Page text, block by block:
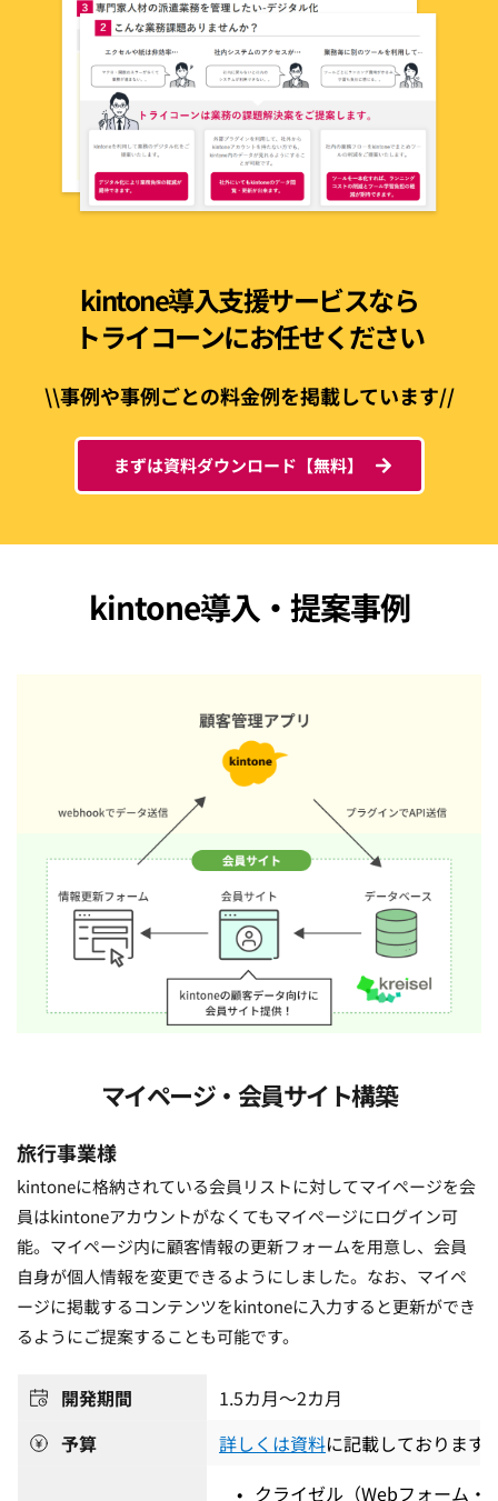
kintone導入支援サービスなら
トライコーンにお任せください
\\事例や事例ごとの料金例を掲載しています//
まずは資料ダウンロード【無料】
kintone導入・提案事例
マイページ・会員サイト構築
旅行事業様
kintoneに格納されている会員リストに対してマイページを会
員はkintoneアカウントがなくてもマイページにログイン可
能。マイページ内に顧客情報の更新フォームを用意し、 会員
自身が個人情報を変更できるようにしました。 なお、 マイペ
ージに掲載するコンテンツをkintoneに入力すると更新ができ
るようにご提案することも可能です。
開発期間 1.5カ月～2カ月
予算
詳しくは資料に記載しております
クライゼル（Webフォーム・